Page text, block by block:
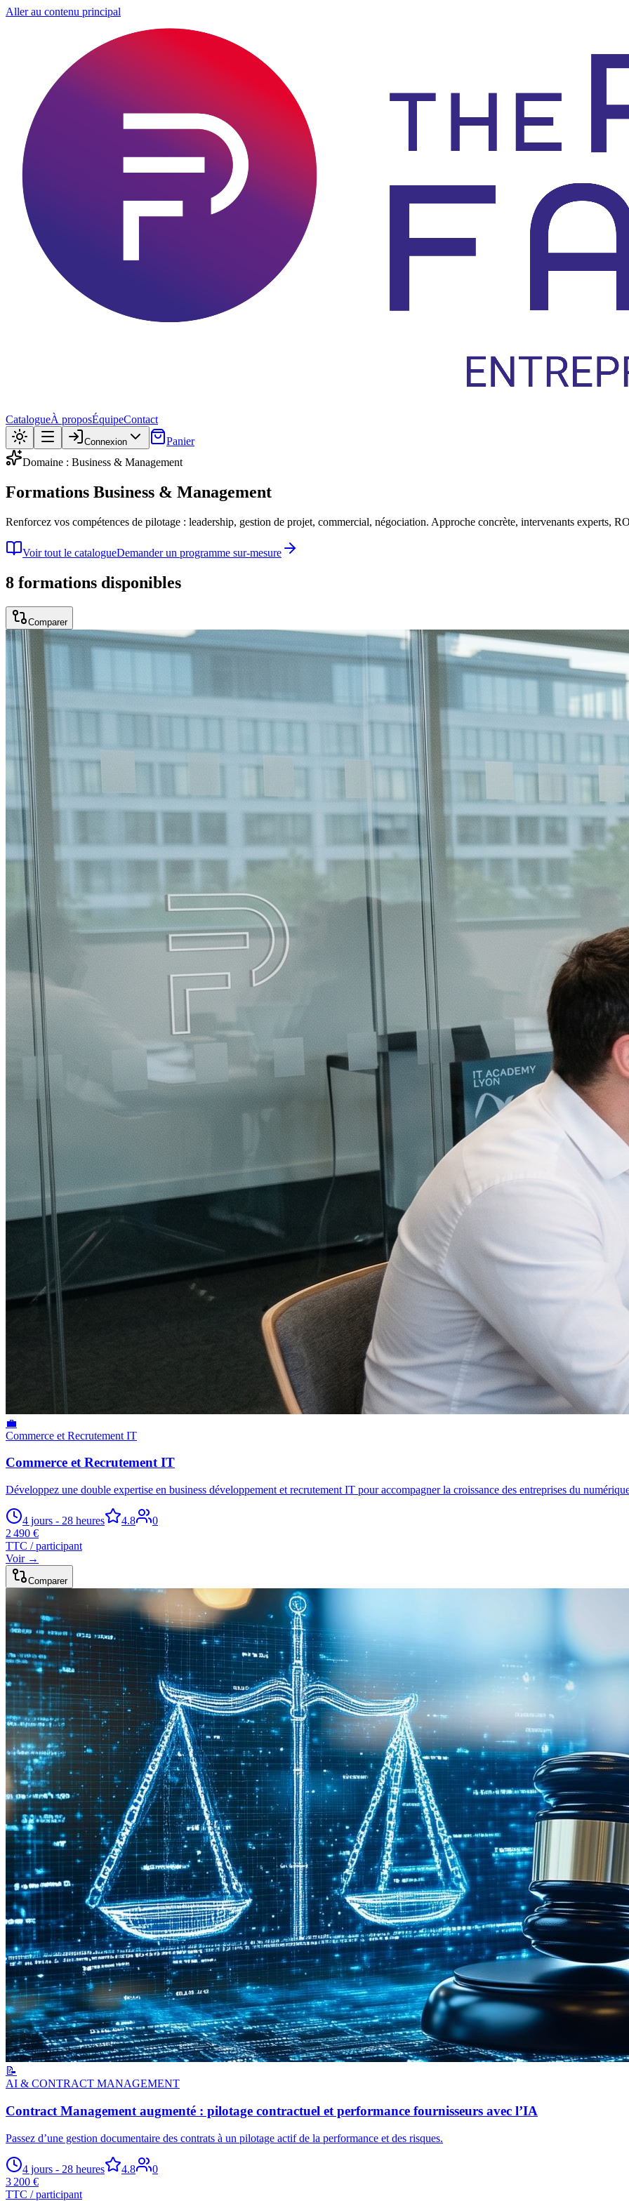
Aller au contenu principal
CatalogueÀ proposÉquipeContact
Connexion
Panier
Domaine : Business & Management
Formations Business & Management
Renforcez vos compétences de pilotage : leadership, gestion de projet, commercial, négociation. Approche concrète, intervenants experts,
Voir tout le catalogueDemander un programme sur-mesure
8 formations disponibles
Comparer
💼
Commerce et Recrutement IT
Commerce et Recrutement IT
Développez une double expertise en business développement et recrutement IT pour accompagner la croissance des entreprises du
4 jours - 28 heures 4.8
0
2 490 €
TTC / participant
Voir →
Comparer
📝
AI & CONTRACT MANAGEMENT
Contract Management augmenté : pilotage contractuel et performance fournisseurs avec l’IA
Passez d’une gestion documentaire des contrats à un pilotage actif de la performance et des risques.
4 jours - 28 heures 4.8
0
3 200 €
TTC / participant